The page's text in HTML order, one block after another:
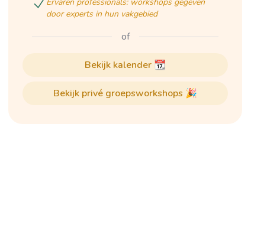
door experts in hun vakgebied
of
bekijk kalender 📆
bekijk privé groepsworkshops 🎉